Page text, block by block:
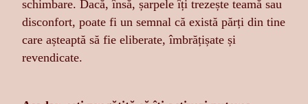
schimbare. Dacă, însă, șarpele îți trezește teamă sau
disconfort, poate fi un semnal că există părți din tine
care așteaptă să fie eliberate, îmbrățișate și
revendicate.